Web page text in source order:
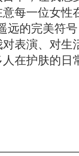
每一位女性
远的完美符
表演、对生
在护肤的日